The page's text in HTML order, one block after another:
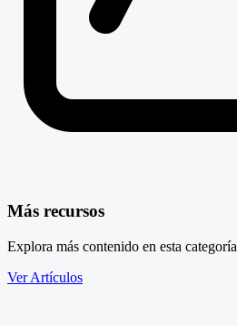
Más recursos
Explora más contenido en esta categoría
Ver Artículos